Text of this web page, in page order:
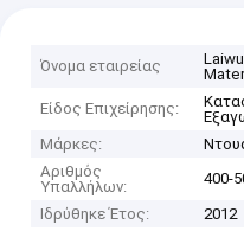
Όνομα εταιρείας
Είδος Επιχείρησης:
Μάρκες:
Αριθμός
Υπαλλήλων:
400-
Ιδρύθηκε Έτος:
2012